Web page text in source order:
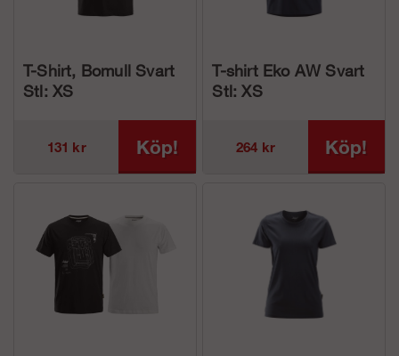
T-Shirt, Bomull Svart
Stl: XS
131 kr Köp!
T-shirt Eko AW Svart
Stl: XS
264 kr Köp!